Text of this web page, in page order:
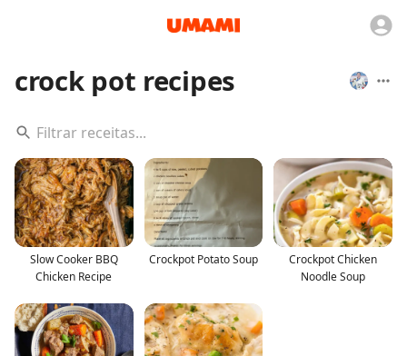
crock pot recipes
Slow Cooker BBQ
Chicken Recipe
Crockpot Potato Soup
Crockpot Chicken
Noodle Soup